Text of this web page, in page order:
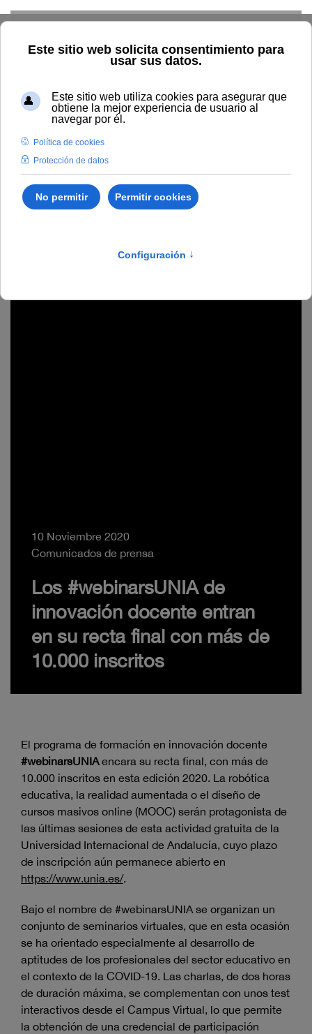
10 Noviembre 2020
Comunicados de prensa
Los #webinarsUNIA de
innovación docente entran
en su recta final con más de
10.000 inscritos
El programa de formación en innovación docente
#webinarsUNIAencara su recta final, con más de
10.000 inscritos en esta edición 2020. La robótica
educativa, la realidad aumentada o el diseño de
cursos masivos online (MOOC) serán protagonista de
las últimas sesiones de esta actividad gratuita de la
Universidad Internacional de Andalucía, cuyo plazo
de inscripción aún permanece abierto en
https://www.unia.es/.
Bajo el nombre de #webinarsUNIA se organizan un
conjunto de seminarios virtuales, que en esta ocasión
se ha orientado especialmente al desarrollo de
aptitudes de los profesionales del sector educativo en
el contexto de la COVID-19. Las charlas, de dos horas
de duración máxima, se complementan con unos test
interactivos desde el Campus Virtual, lo que permite
la obtención de una credencial de participación